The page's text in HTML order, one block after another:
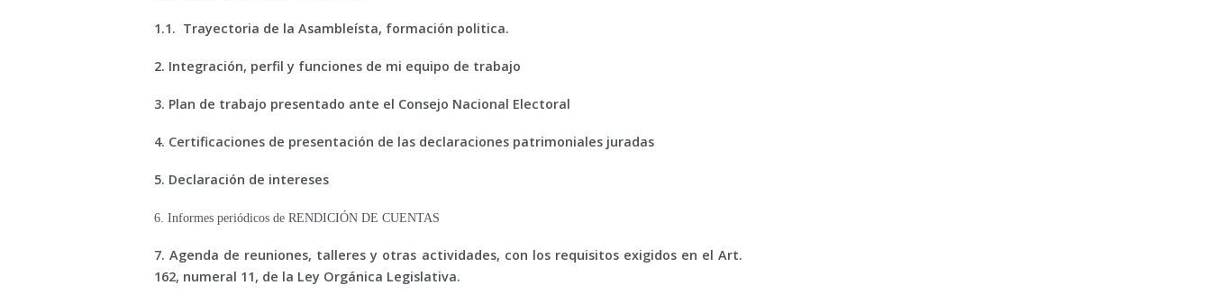
1.1. Trayectoria de la Asambleísta, formación politica.
2. Integración, perfil y funciones de mi equipo de trabajo
3. Plan de trabajo presentado ante el Consejo Nacional Electoral
4. Certificaciones de presentación de las declaraciones patrimoniales juradas
5. Declaración de intereses
6. Informes periódicos de RENDICIÓN DE CUENTAS
7. Agenda de reuniones, talleres y otras actividades, con los requisitos exigidos en el Art.
162, numeral 11, de la Ley Orgánica Legislativa.